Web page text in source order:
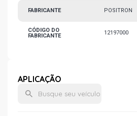
FABRICANTE POSITRON
CÓDIGO DO
FABRICANTE
12197000
APLICAÇÃO